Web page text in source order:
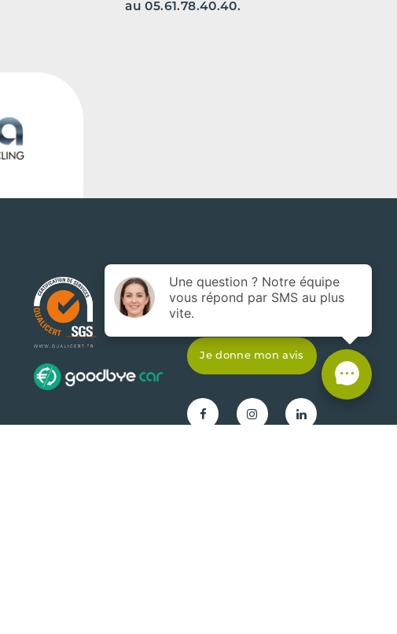
au 05.61.78.40.40.
Actualités
Je donne mon avis